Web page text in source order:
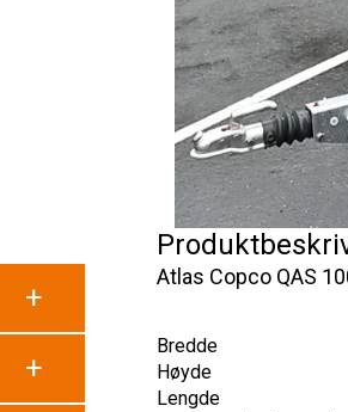
+
+
Atlas Copco QAS
Bredde
Høyde
Lengde